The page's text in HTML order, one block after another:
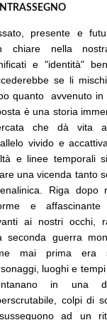
presente e
chiare nella
e "identità"
se li
quanto avvenuto in
è una storia
che dà vita
vivido e
e linee temporali
una vicenda tanto
Riga dopo
e
ai nostri occhi,
seconda guerra
mai prima era
luoghi e
in una
colpi di
ad un